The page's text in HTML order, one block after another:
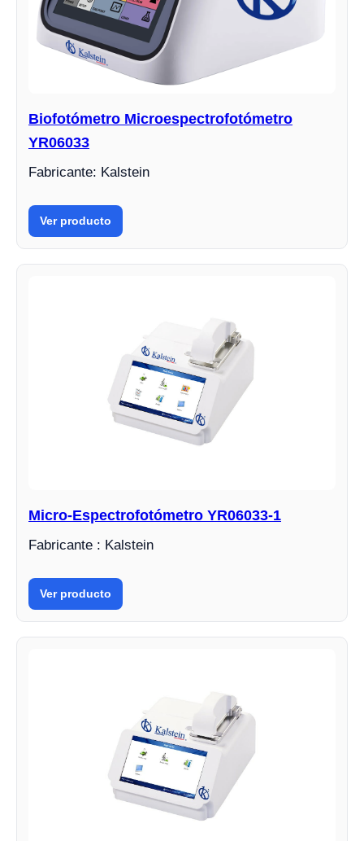
Biofotómetro Microespectrofotómetro
YR06033
Fabricante: Kalstein
Ver producto
Micro-Espectrofotómetro YR06033-1
Fabricante : Kalstein
Ver producto